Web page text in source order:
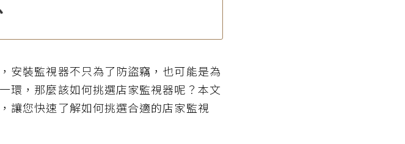
安裝監視器不只為了防盜竊，也可能是為
環，那麼該如何挑選店家監視器呢？本文
讓您快速了解如何挑選合適的店家監視